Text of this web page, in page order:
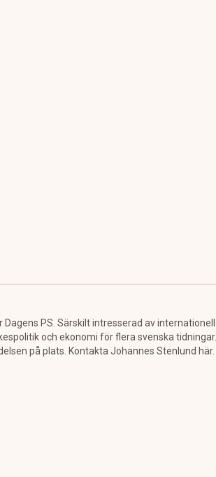
PS. Särskilt intresserad av internationell
och ekonomi för flera svenska tidningar.
på plats. Kontakta Johannes Stenlund här.